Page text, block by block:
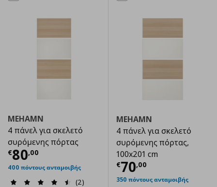
MEHAMN
4 πάνελ για σκελετό
συρόμενης πόρτας
€80,00
Τρέχουσα τιμή € 80,00
400 πόντους ανταμοιβής
(2)
MEHAMN
4 πάνελ για σκελετό
συρόμενης πόρτας,
100x201 cm
€70,00
Τρέχουσα
350 πόντους ανταμοιβής